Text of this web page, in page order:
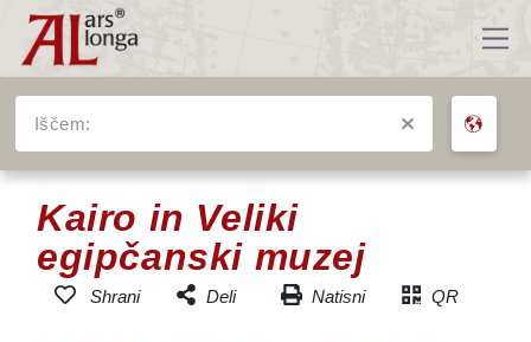
Iščem:
VSA POTOVANJA
Kairo in Veliki
egipčanski muzej
Shrani
Deli
Natisni QR